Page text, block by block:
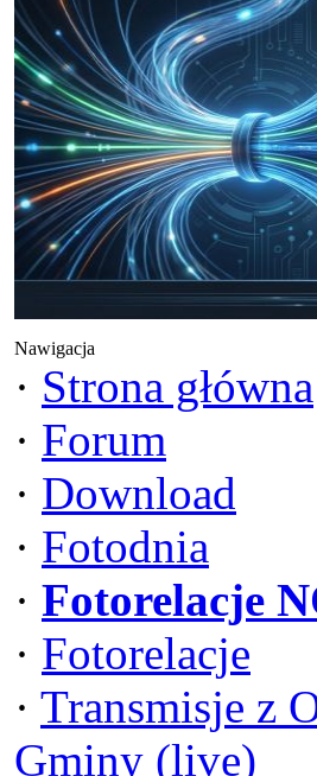
Nawigacja
· Strona główna
· Forum
· Download
· Fotodnia
· Fotorelacje
· Fotorelacje
· Transmisje z
Gminy (live)